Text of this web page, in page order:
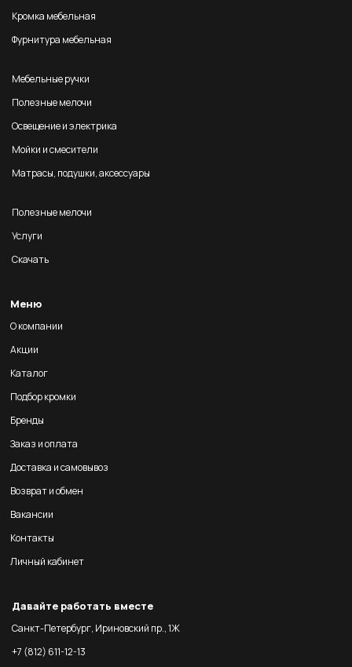
Кромка мебельная
Фурнитура мебельная
Мебельные ручки
Полезные мелочи
Освещение и электрика
Мойки и смесители
Матрасы, подушки, аксессуары
Полезные мелочи
Услуги
Скачать
Меню
О компании
Акции
Каталог
Подбор кромки
Бренды
Заказ и оплата
Доставка и самовывоз
Возврат и обмен
Вакансии
Контакты
Личный кабинет
Давайте работать вместе
Санкт-Петербург, Ириновский пр., 1Ж
+7 (812) 611-12-13